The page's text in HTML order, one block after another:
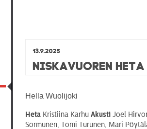
13.9.2025
Niskavuoren Heta
Hella Wuolijoki
HetaKristiina Karhu AkustiJoel
Sormunen, Tomi Turunen, Mari